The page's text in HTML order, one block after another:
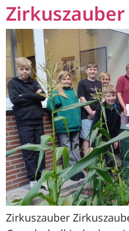
Zirkuszauber
Zirkuszauber